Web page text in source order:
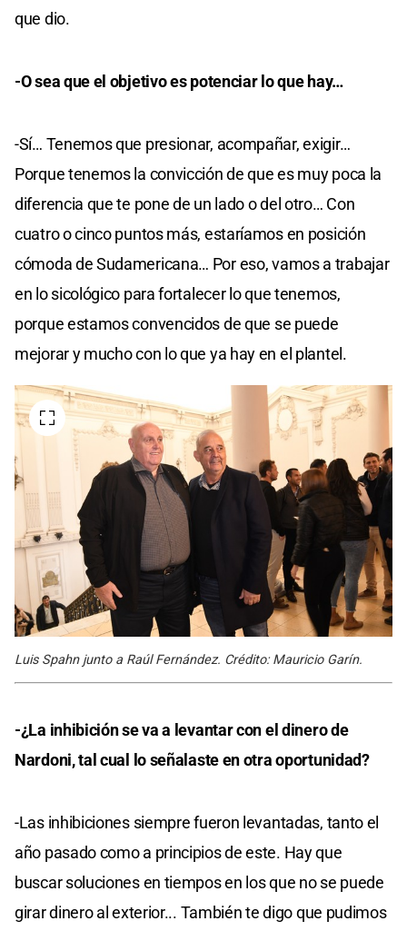
que dio.
-O sea que el objetivo es potenciar lo que hay…
-Sí… Tenemos que presionar, acompañar, exigir…
Porque tenemos la convicción de que es muy poca la
diferencia que te pone de un lado o del otro… Con
cuatro o cinco puntos más, estaríamos en posición
cómoda de Sudamericana… Por eso, vamos a trabajar
en lo sicológico para fortalecer lo que tenemos,
porque estamos convencidos de que se puede
mejorar y mucho con lo que ya hay en el plantel.
Luis Spahn junto a Raúl Fernández. Crédito: Mauricio Garín.
-¿La inhibición se va a levantar con el dinero de
Nardoni, tal cual lo señalaste en otra oportunidad?
-Las inhibiciones siempre fueron levantadas, tanto el
año pasado como a principios de este. Hay que
buscar soluciones en tiempos en los que no se puede
girar dinero al exterior... También te digo que pudimos